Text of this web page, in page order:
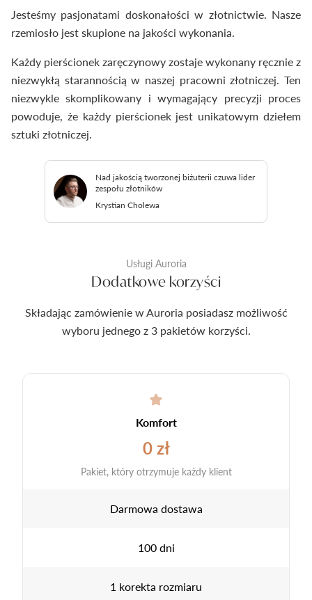
Jesteśmy pasjonatami doskonałości w złotnictwie. Nasze
rzemiosło jest skupione na jakości wykonania.
Każdy pierścionek zaręczynowy zostaje wykonany ręcznie z
niezwykłą starannością w naszej pracowni złotniczej. Ten
niezwykle skomplikowany i wymagający precyzji proces
powoduje, że każdy pierścionek jest unikatowym dziełem
sztuki złotniczej.
Nad jakością tworzonej biżuterii czuwa lider
zespołu złotników
Krystian Cholewa
Usługi Auroria
Dodatkowe korzyści
Składając zamówienie w Auroria posiadasz możliwość
wyboru jednego z 3 pakietów korzyści.
Komfort
0 zł
Pakiet, który otrzymuje każdy klient
Darmowa dostawa
100 dni
1 korekta rozmiaru